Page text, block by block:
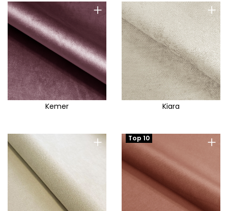
+
Kemer
+
Kiara
+ +
Top 10